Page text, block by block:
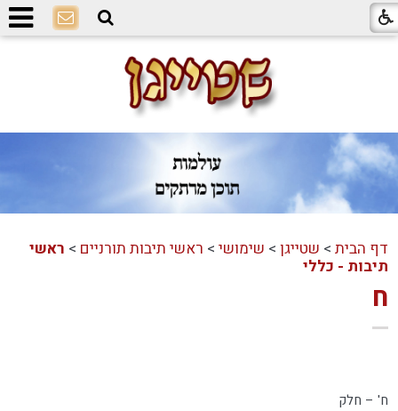
דף הבית > שטייגן > שימושי > ראשי תיבות תורניים > ראשי
תיבות - כללי
ח
ח' – חלק